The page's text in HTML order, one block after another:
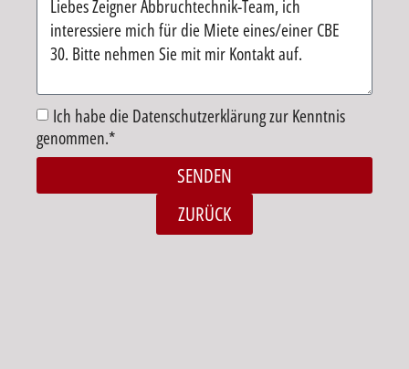
Ich habe die Datenschutzerklärung zur Kenntnis
genommen.*
SENDEN
ZURÜCK